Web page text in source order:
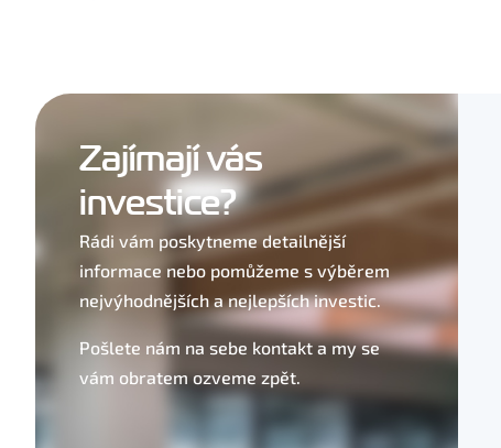
Zajímají vás
investice?
Rádi vám poskytneme detailnější
informace nebo pomůžeme s výběrem
nejvýhodnějších a nejlepších investic.
Pošlete nám na sebe kontakt a my se
vám obratem ozveme zpět.